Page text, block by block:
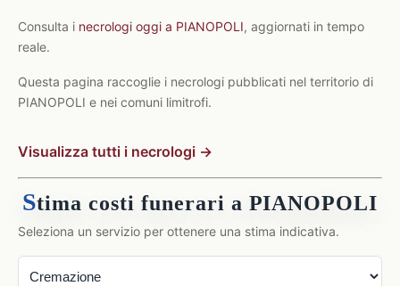
Consulta i necrologi oggi a PIANOPOLI, aggiornati in tempo
reale.
Questa pagina raccoglie i necrologi pubblicati nel territorio di
PIANOPOLI e nei comuni limitrofi.
Visualizza tutti i necrologi →
Stima costi funerari a PIANOPOLI
Seleziona un servizio per ottenere una stima indicativa.